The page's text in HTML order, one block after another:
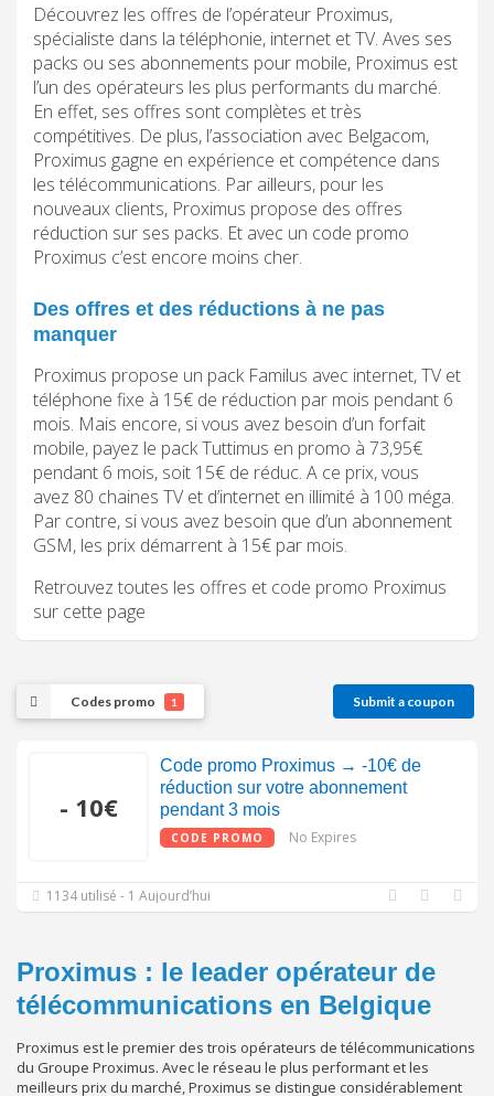
Découvrez les offres de l’opérateur Proximus,
spécialiste dans la téléphonie, internet et TV. Aves ses
packs ou ses abonnements pour mobile, Proximus est
l’un des opérateurs les plus performants du marché.
En effet, ses offres sont complètes et très
compétitives. De plus, l’association avec Belgacom,
Proximus gagne en expérience et compétence dans
les télécommunications. Par ailleurs, pour les
nouveaux clients, Proximus propose des offres
réduction sur ses packs. Et avec un code promo
Proximus c’est encore moins cher.
Des offres et des réductions à ne pas
manquer
Proximus propose un pack Familus avec internet, TV et
téléphone fixe à 15€ de réduction par mois pendant 6
mois. Mais encore, si vous avez besoin d’un forfait
mobile, payez le pack Tuttimus en promo à 73,95€
pendant 6 mois, soit 15€ de réduc. A ce prix, vous
avez 80 chaines TV et d’internet en illimité à 100 méga.
Par contre, si vous avez besoin que d’un abonnement
GSM, les prix démarrent à 15€ par mois.
Retrouvez toutes les offres et code promo Proximus
sur cette page
Codes promo 1 Submit a coupon
- 10€
Code promo Proximus → -10€ de
réduction sur votre abonnement
pendant 3 mois
CODE PROMO No Expires
1134 utilisé - 1 Aujourd’hui
Proximus : le leader opérateur de
télécommunications en Belgique
Proximus est le premier des trois opérateurs de télécommunications
du Groupe Proximus. Avec le réseau le plus performant et les
meilleurs prix du marché, Proximus se distingue considérablement